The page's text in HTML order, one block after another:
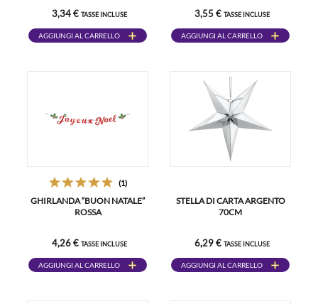
3,34 € TASSE INCLUSE
AGGIUNGI AL CARRELLO
3,55 € TASSE INCLUSE
AGGIUNGI AL CARRELLO
(1)
GHIRLANDA “BUON NATALE”
ROSSA
4,26 € TASSE INCLUSE
AGGIUNGI AL CARRELLO
STELLA DI CARTA ARGENTO
70CM
6,29 € TASSE INCLUSE
AGGIUNGI AL CARRELLO